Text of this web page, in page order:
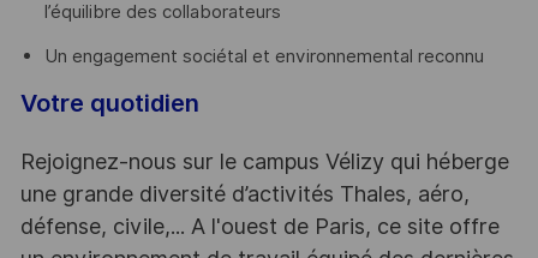
l’équilibre des collaborateurs
Un engagement sociétal et environnemental reconnu
Votre quotidien
Rejoignez-nous sur le campus Vélizy qui héberge
une grande diversité d’activités Thales, aéro,
défense, civile,... A l'ouest de Paris, ce site offre